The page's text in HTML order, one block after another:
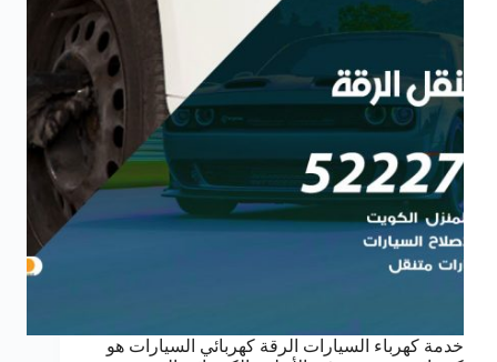
خدمة كهرباء السيارات الرقة كهربائي السيارات هو